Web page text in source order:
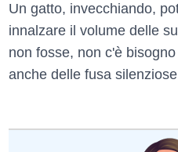
Un gatto, invecchiando,
innalzare il volume delle
non fosse, non c'è
anche delle fusa